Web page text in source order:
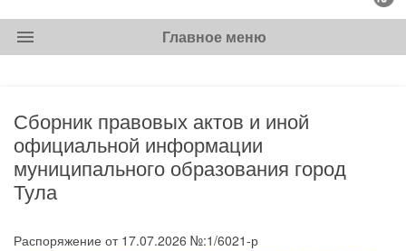
menu Главное меню
Сборник правовых актов и иной
официальной информации
муниципального образования город
Тула
Распоряжение от 17.07.2026 №:1/6021-р